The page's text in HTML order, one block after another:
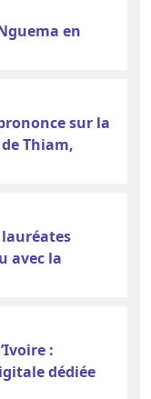
en
sur la
Thiam,
avec la
:
dédiée